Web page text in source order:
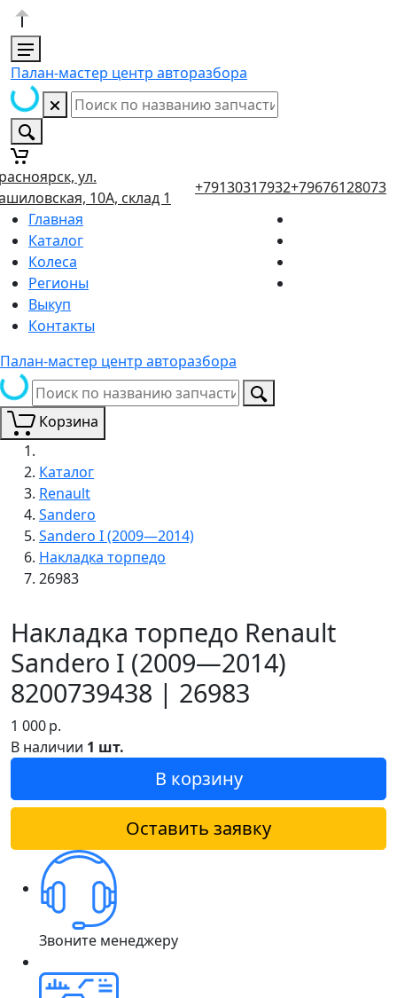
Палан-мастер центр авторазбора
ул.
10А, склад 1
+79130317932+79676128073
Главная
Каталог
Колеса
Регионы
Выкуп
Контакты
Палан-мастер центр авторазбора
Корзина
Каталог
Renault
Sandero
Sandero I (2009—2014)
Накладка торпедо
26983
Накладка торпедо Renault
Sandero I (2009—2014)
8200739438 | 26983
1 000р.
В наличии 1 шт.
В корзину
Оставить заявку
Звоните менеджеру